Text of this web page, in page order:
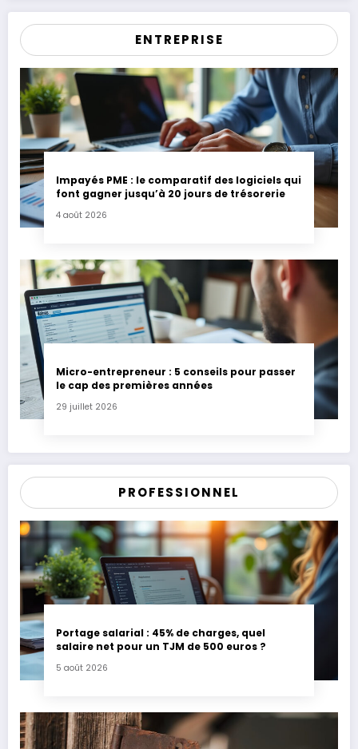
ENTREPRISE
Impayés PME : le comparatif des logiciels qui
font gagner jusqu’à 20 jours de trésorerie
4 août 2026
Micro-entrepreneur : 5 conseils pour passer
le cap des premières années
29 juillet 2026
PROFESSIONNEL
Portage salarial : 45% de charges, quel
salaire net pour un TJM de 500 euros ?
5 août 2026